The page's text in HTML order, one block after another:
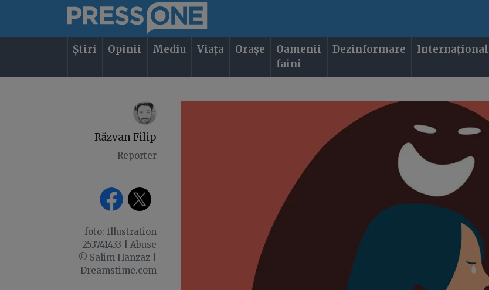
Știri Opinii Mediu Viața Orașe
Oamenii
faini
Dezinformare Internațional
Răzvan Filip
Reporter
foto: Illustration
253741433 | Abuse
© Salim Hanzaz |
Dreamstime.com